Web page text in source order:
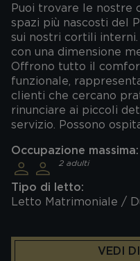
Puoi trovare le nostre
spazi più nascosti del
sui nostri cortili
con una dimensione
Offrono tutto il
funzionale,
clienti che cercano
rinunciare ai piccoli
servizio. Possono
Occupazione massima:
2 adulti
Tipo di letto:
Letto Matrimoniale /
VEDI